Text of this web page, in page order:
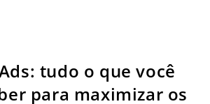
tudo o que você
para maximizar os